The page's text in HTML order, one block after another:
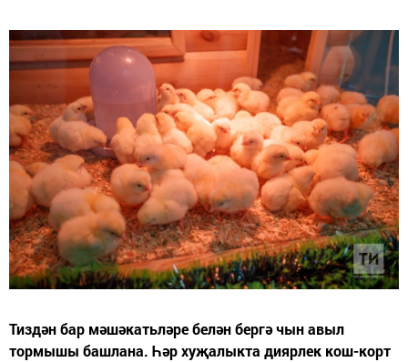
Тиздән бар мәшәкатьләре белән бергә чын авыл
тормышы башлана. Һәр хуҗалыкта диярлек кош-корт